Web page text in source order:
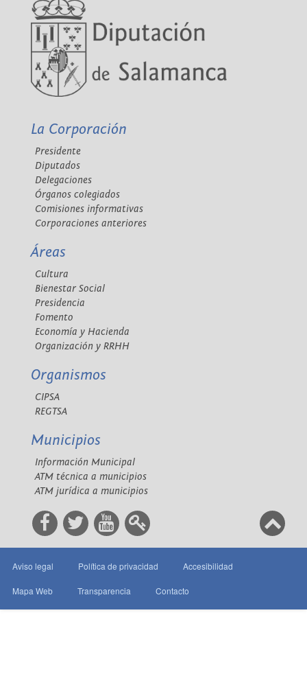
La Corporación
Presidente
Diputados
Delegaciones
Órganos colegiados
Comisiones informativas
Corporaciones anteriores
Áreas
Cultura
Bienestar Social
Presidencia
Fomento
Economía y Hacienda
Organización y RRHH
Organismos
CIPSA
REGTSA
Municipios
Información Municipal
ATM técnica a municipios
ATM jurídica a municipios
Aviso legal Política de privacidad Accesibilidad
Mapa Web Transparencia Contacto